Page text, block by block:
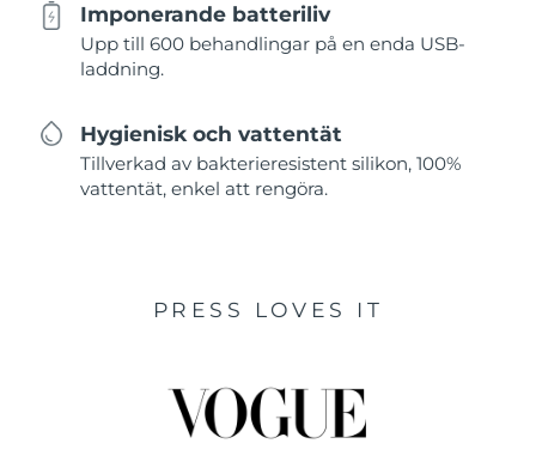
Imponerande batteriliv
Upp till 600 behandlingar på en enda USB-
laddning.
Hygienisk och vattentät
Tillverkad av bakterieresistent silikon, 100%
vattentät, enkel att rengöra.
PRESS LOVES IT